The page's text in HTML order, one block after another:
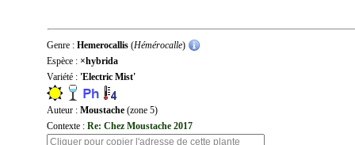
Genre : Hemerocallis (Hémérocalle)
Espèce : ×hybrida
Variété : 'Electric Mist'
Auteur : Moustache (zone 5)
Contexte : Re: Chez Moustache 2017